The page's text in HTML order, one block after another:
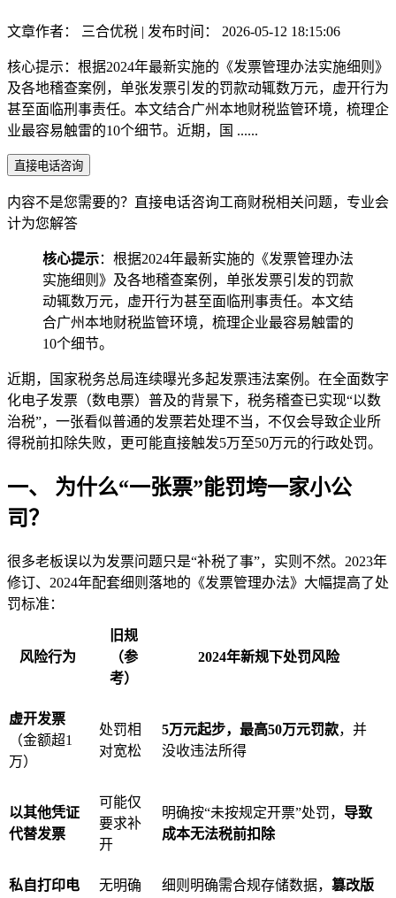
文章作者： 三合优税 | 发布时间： 2026-05-12 18:15:06
核心提示：根据2024年最新实施的《发票管理办法实施细则》
及各地稽查案例，单张发票引发的罚款动辄数万元，虚开行为
甚至面临刑事责任。本文结合广州本地财税监管环境，梳理企
业最容易触雷的10个细节。近期，国 ......
直接电话咨询
内容不是您需要的？直接电话咨询工商财税相关问题，专业会
计为您解答
核心提示：根据2024年最新实施的《发票管理办法
实施细则》及各地稽查案例，单张发票引发的罚款
动辄数万元，虚开行为甚至面临刑事责任。本文结
合广州本地财税监管环境，梳理企业最容易触雷的
10个细节。
近期，国家税务总局连续曝光多起发票违法案例。在全面数字
化电子发票（数电票）普及的背景下，税务稽查已实现“以数
治税”，一张看似普通的发票若处理不当，不仅会导致企业所
得税前扣除失败，更可能直接触发5万至50万元的行政处罚。
一、 为什么“一张票”能罚垮一家小公
司？
很多老板误以为发票问题只是“补税了事”，实则不然。2023年
修订、2024年配套细则落地的《发票管理办法》大幅提高了处
罚标准：
风险行为
旧规
（参
考）
2024年新规下处罚风险
虚开发票
（金额超1
万）
处罚相
对宽松
5万元起步，最高50万元罚款，并
没收违法所得
以其他凭证
代替发票
可能仅
要求补
开
明确按“未按规定开票”处罚， 导致
成本无法税前扣除
私自打印电
无明确
细则明确需合规存储数据， 篡改版